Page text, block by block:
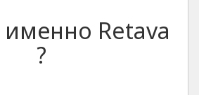
Retava
?